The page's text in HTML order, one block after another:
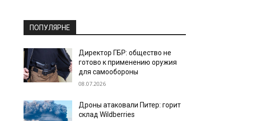
ПОПУЛЯРНЕ
Директор ГБР: общество не
готово к применению оружия
для самообороны
08.07.2026
Дроны атаковали Питер: горит
склад Wildberries